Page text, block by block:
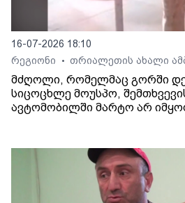
16-07-2026 18:10
რეგიონი
• თრიალეთის ახალი
მძღოლი, რომელმაც გორში
სიცოცხლე მოუსპო,
ავტომობილში მარტო არ